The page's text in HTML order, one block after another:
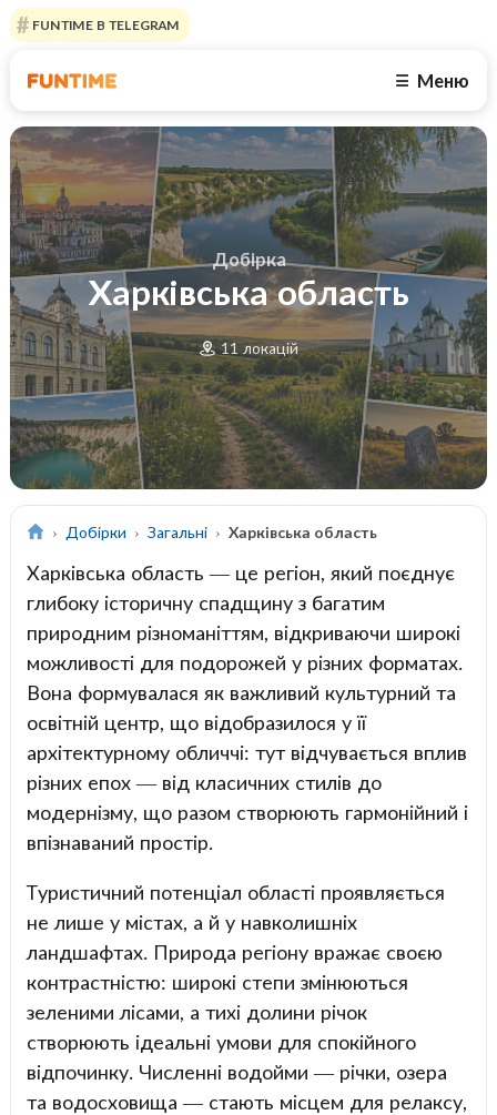
FUNTIME В TELEGRAM
☰ Меню
Добірка
Харківська область
11 локацій
Добірки Загальні Харківська область
Харківська область — це регіон, який поєднує
глибоку історичну спадщину з багатим
природним різноманіттям, відкриваючи широкі
можливості для подорожей у різних форматах.
Вона формувалася як важливий культурний та
освітній центр, що відобразилося у її
архітектурному обличчі: тут відчувається вплив
різних епох — від класичних стилів до
модернізму, що разом створюють гармонійний і
впізнаваний простір.
Туристичний потенціал області проявляється
не лише у містах, а й у навколишніх
ландшафтах. Природа регіону вражає своєю
контрастністю: широкі степи змінюються
зеленими лісами, а тихі долини річок
створюють ідеальні умови для спокійного
відпочинку. Численні водойми — річки, озера
та водосховища — стають місцем для релаксу,